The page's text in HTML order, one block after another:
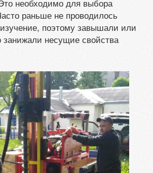
необходимо для выбора
раньше не проводилось
изучение, поэтому завышали или
занижали несущие свойства